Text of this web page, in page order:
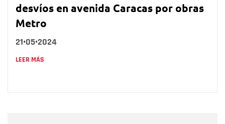
desvíos en avenida Caracas por obras
Metro
21•05•2024
LEER MÁS